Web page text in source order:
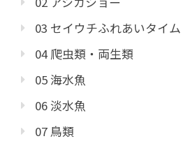
03 セイウチふれあいタイム
04 爬虫類・両生類
05 海水魚
06 淡水魚
07 鳥類